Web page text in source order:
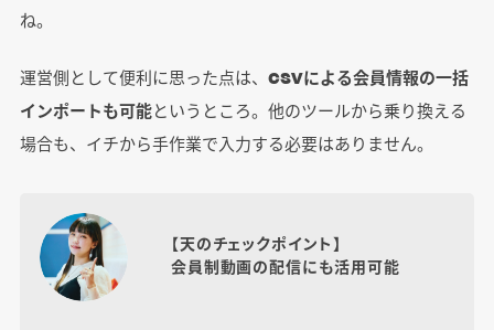
ね。
運営側として便利に思った点は、 CSVによる会員情報の一括
インポートも可能というところ。他のツールから乗り換える
場合も、イチから手作業で入力する必要はありません。
【天のチェックポイント】
会員制動画の配信にも活用可能